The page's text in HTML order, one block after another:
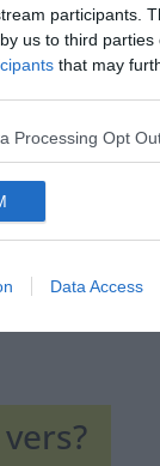
participants.
us to third parties
that may
Processing Opt
Data Access
Hirdetés